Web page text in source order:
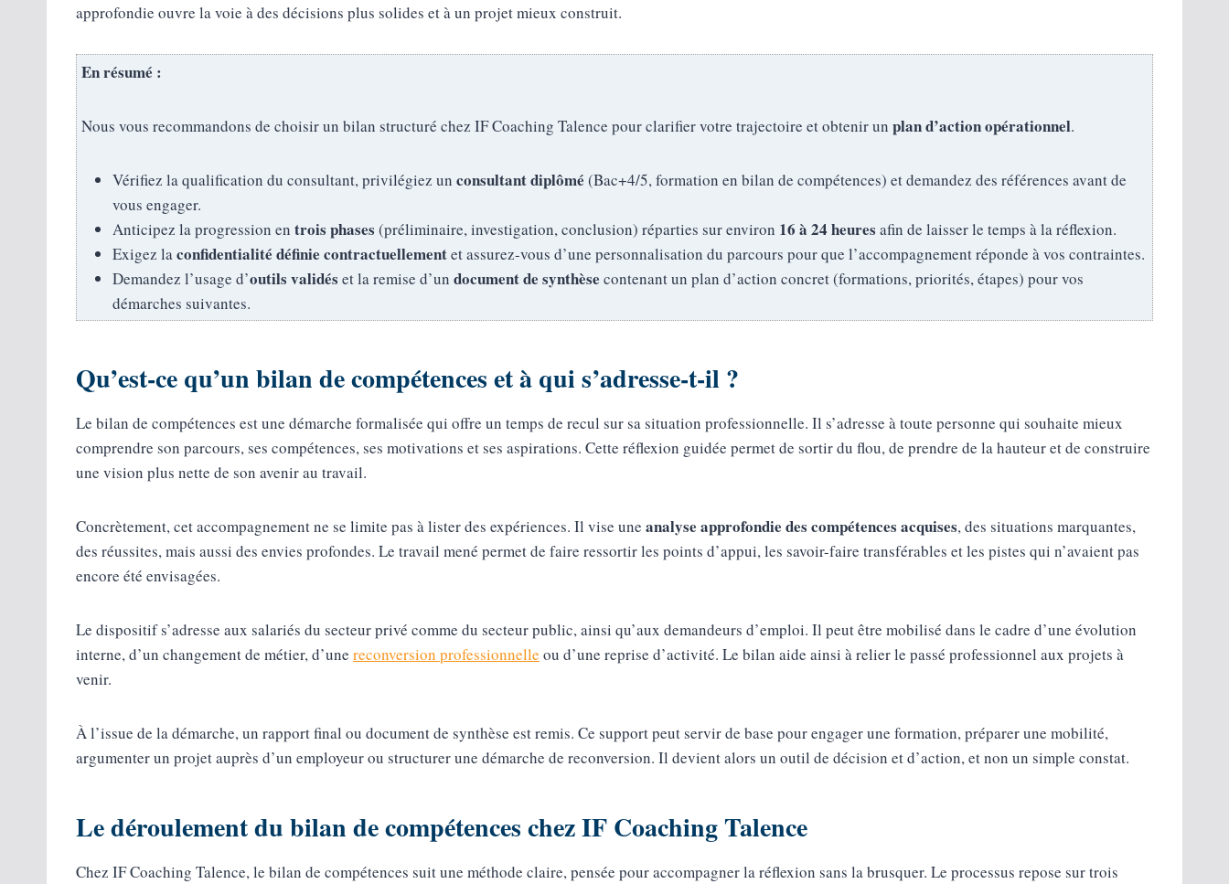
approfondie ouvre la voie à des décisions plus solides et à un projet mieux construit.
En résumé :
Nous vous recommandons de choisir un bilan structuré chez IF Coaching Talence pour clarifier votre trajectoire et obtenir un plan d’action opérationnel.
Vérifiez la qualification du consultant, privilégiez un consultant diplômé (Bac+4/5, formation en bilan de compétences) et demandez des références avant de
vous engager.
Anticipez la progression en trois phases (préliminaire, investigation, conclusion) réparties sur environ 16 à 24 heures afin de laisser le temps à la réflexion.
Exigez laconfidentialité définie contractuellementet assurez-vous d’une personnalisation du parcours pour que l’accompagnement réponde à vos contraintes.
Demandez l’usage d’outils validés et la remise d’un document de synthèse contenant un plan d’action concret (formations, priorités, étapes) pour vos
démarches suivantes.
Qu’est-ce qu’un bilan de compétences et à qui s’adresse-t-il ?
Le bilan de compétences est une démarche formalisée qui offre un temps de recul sur sa situation professionnelle. Il s’adresse à toute personne qui souhaite mieux
comprendre son parcours, ses compétences, ses motivations et ses aspirations. Cette réflexion guidée permet de sortir du flou, de prendre de la hauteur et de construire
une vision plus nette de son avenir au travail.
Concrètement, cet accompagnement ne se limite pas à lister des expériences. Il vise une analyse approfondie des compétences acquises, des situations marquantes,
des réussites, mais aussi des envies profondes. Le travail mené permet de faire ressortir les points d’appui, les savoir-faire transférables et les pistes qui n’avaient pas
encore été envisagées.
Le dispositif s’adresse aux salariés du secteur privé comme du secteur public, ainsi qu’aux demandeurs d’emploi. Il peut être mobilisé dans le cadre d’une évolution
interne, d’un changement de métier, d’une reconversion professionnelle ou d’une reprise d’activité. Le bilan aide ainsi à relier le passé professionnel aux projets à
venir.
À l’issue de la démarche, un rapport final ou document de synthèse est remis. Ce support peut servir de base pour engager une formation, préparer une mobilité,
argumenter un projet auprès d’un employeur ou structurer une démarche de reconversion. Il devient alors un outil de décision et d’action, et non un simple constat.
Le déroulement du bilan de compétences chez IF Coaching Talence
Chez IF Coaching Talence, le bilan de compétences suit une méthode claire, pensée pour accompagner la réflexion sans la brusquer. Le processus repose sur trois